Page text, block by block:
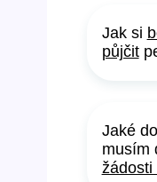
Jak si
půjčit
Jaké
musím
žádosti